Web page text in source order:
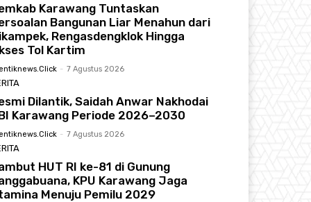
Karawang Tuntaskan
Bangunan Liar Menahun dari
Rengasdengklok Hingga
Tol Kartim
- 7 Agustus 2026
Dilantik, Saidah Anwar Nakhodai
Karawang Periode 2026–2030
- 7 Agustus 2026
HUT RI ke-81 di Gunung
KPU Karawang Jaga
Menuju Pemilu 2029